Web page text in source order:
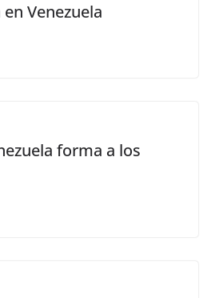
Venezuela
forma a los